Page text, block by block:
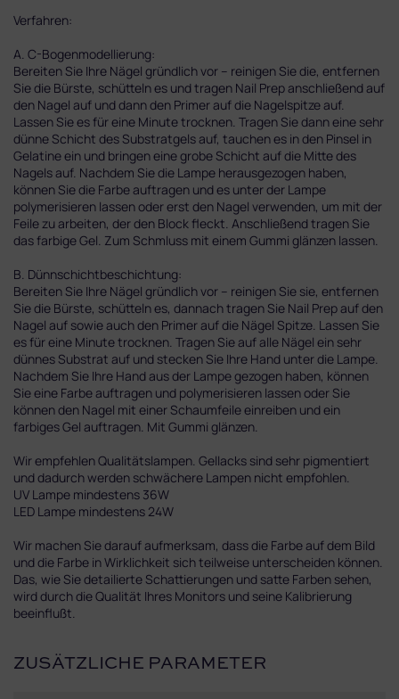
Verfahren:
A. C-Bogenmodellierung:
Bereiten Sie Ihre Nägel gründlich vor – reinigen Sie die, entfernen
Sie die Bürste, schütteln es und tragen Nail Prep anschließend auf
den Nagel auf und dann den Primer auf die Nagelspitze auf.
Lassen Sie es für eine Minute trocknen. Tragen Sie dann eine sehr
dünne Schicht des Substratgels auf, tauchen es in den Pinsel in
Gelatine ein und bringen eine grobe Schicht auf die Mitte des
Nagels auf. Nachdem Sie die Lampe herausgezogen haben,
können Sie die Farbe auftragen und es unter der Lampe
polymerisieren lassen oder erst den Nagel verwenden, um mit der
Feile zu arbeiten, der den Block fleckt. Anschließend tragen Sie
das farbige Gel. Zum Schmluss mit einem Gummi glänzen lassen.
B. Dünnschichtbeschichtung:
Bereiten Sie Ihre Nägel gründlich vor – reinigen Sie sie, entfernen
Sie die Bürste, schütteln es, dannach tragen Sie Nail Prep auf den
Nagel auf sowie auch den Primer auf die Nägel Spitze. Lassen Sie
es für eine Minute trocknen. Tragen Sie auf alle Nägel ein sehr
dünnes Substrat auf und stecken Sie Ihre Hand unter die Lampe.
Nachdem Sie Ihre Hand aus der Lampe gezogen haben, können
Sie eine Farbe auftragen und polymerisieren lassen oder Sie
können den Nagel mit einer Schaumfeile einreiben und ein
farbiges Gel auftragen. Mit Gummi glänzen.
Wir empfehlen Qualitätslampen. Gellacks sind sehr pigmentiert
und dadurch werden schwächere Lampen nicht empfohlen.
UV Lampe mindestens 36W
LED Lampe mindestens 24W
Wir machen Sie darauf aufmerksam, dass die Farbe auf dem Bild
und die Farbe in Wirklichkeit sich teilweise unterscheiden können.
Das, wie Sie detailierte Schattierungen und satte Farben sehen,
wird durch die Qualität Ihres Monitors und seine Kalibrierung
beeinflußt.
ZUSÄTZLICHE PARAMETER